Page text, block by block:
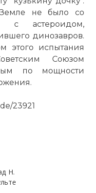
не было со
с астероидом,
динозавров.
этого испытания
Союзом
по мощности
23921
Н.
мощностью в